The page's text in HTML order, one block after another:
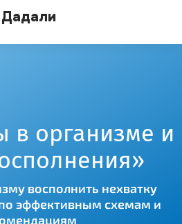
в организме и
восполнить нехватку
эффективным схемам и